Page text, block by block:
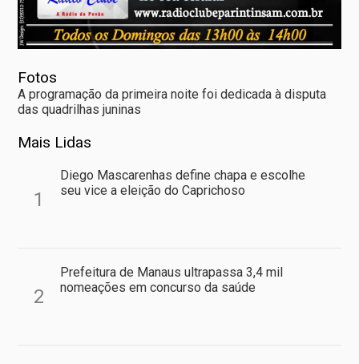
Fotos
A programação da primeira noite foi dedicada à disputa
das quadrilhas juninas
Mais Lidas
1
Diego Mascarenhas define chapa e escolhe
seu vice a eleição do Caprichoso
2
Prefeitura de Manaus ultrapassa 3,4 mil
nomeações em concurso da saúde